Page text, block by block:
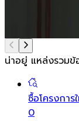
น่าอยู่ แหล่งรวมข้
ซื้อโครงการ
0